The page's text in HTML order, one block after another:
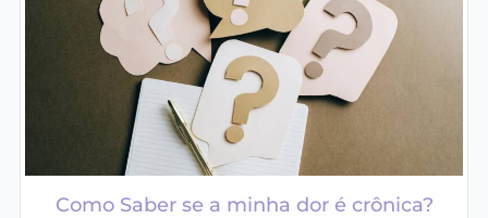
Como Saber se a minha dor é crônica?